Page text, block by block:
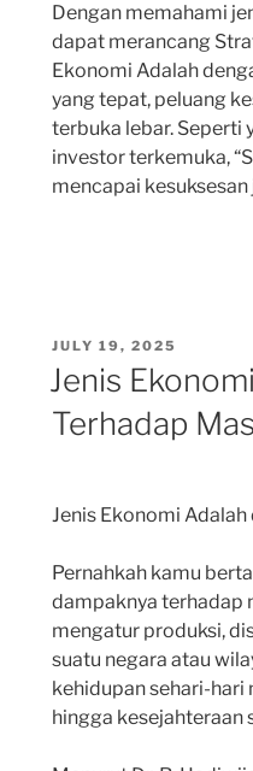
Dengan memahami
dapat merancang
Ekonomi Adalah
yang tepat, peluang
terbuka lebar. Seperti
investor terkemuka,
mencapai
POSTED
ON
JULY 19, 2025
Jenis
Terhadap
Jenis Ekonomi
Pernahkah kamu
dampaknya terhadap
mengatur produksi,
suatu negara atau
kehidupan sehari-
hingga kesejahteraan